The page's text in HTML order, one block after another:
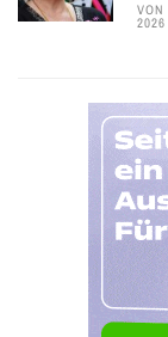
VON
2026